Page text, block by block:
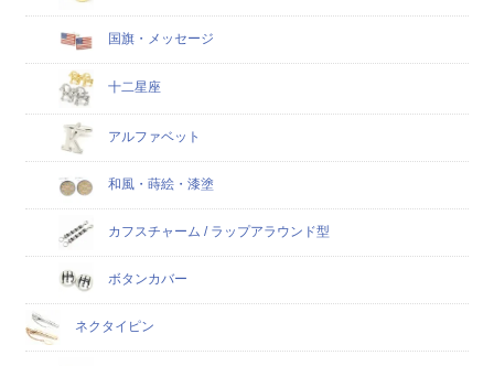
国旗・メッセージ
十二星座
アルファベット
和風・蒔絵・漆塗
カフスチャーム / ラップアラウンド型
ボタンカバー
ネクタイピン